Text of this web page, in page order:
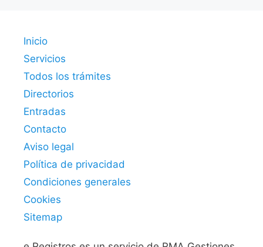
Inicio
Servicios
Todos los trámites
Directorios
Entradas
Contacto
Aviso legal
Política de privacidad
Condiciones generales
Cookies
Sitemap